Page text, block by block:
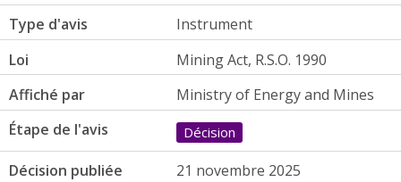
Type d'avis
Instrument
Loi
Mining Act, R.S.O. 1990
Affiché par
Ministry of Energy and Mines
Étape de l'avis
Décision
Décision publiée
21 novembre 2025